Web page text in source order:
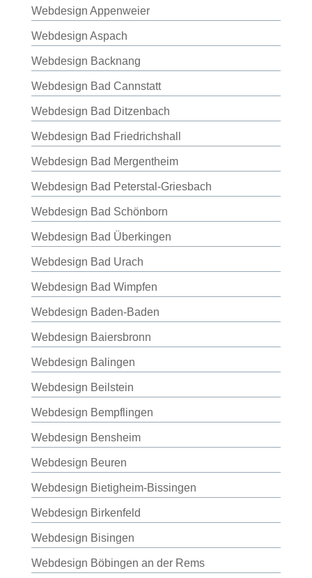
Webdesign Appenweier
Webdesign Aspach
Webdesign Backnang
Webdesign Bad Cannstatt
Webdesign Bad Ditzenbach
Webdesign Bad Friedrichshall
Webdesign Bad Mergentheim
Webdesign Bad Peterstal-Griesbach
Webdesign Bad Schönborn
Webdesign Bad Überkingen
Webdesign Bad Urach
Webdesign Bad Wimpfen
Webdesign Baden-Baden
Webdesign Baiersbronn
Webdesign Balingen
Webdesign Beilstein
Webdesign Bempflingen
Webdesign Bensheim
Webdesign Beuren
Webdesign Bietigheim-Bissingen
Webdesign Birkenfeld
Webdesign Bisingen
Webdesign Böbingen an der Rems